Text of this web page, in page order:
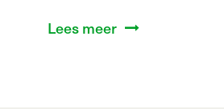
Lees meer